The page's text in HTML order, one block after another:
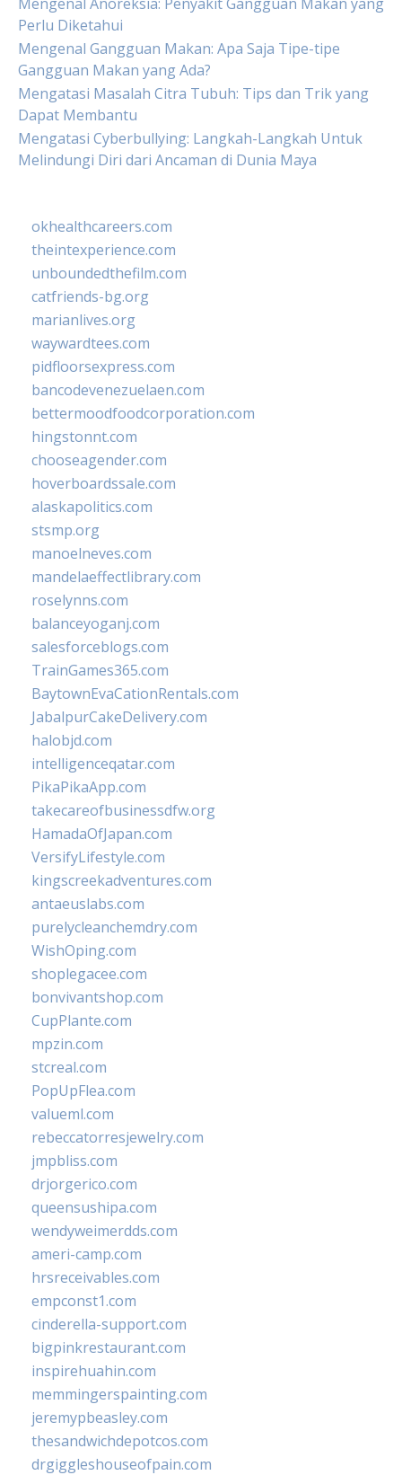
Perlu Diketahui
Mengenal Gangguan Makan: Apa Saja Tipe-tipe
Gangguan Makan yang Ada?
Mengatasi Masalah Citra Tubuh: Tips dan Trik yang
Dapat Membantu
Mengatasi Cyberbullying: Langkah-Langkah Untuk
Melindungi Diri dari Ancaman di Dunia Maya
okhealthcareers.com
theintexperience.com
unboundedthefilm.com
catfriends-bg.org
marianlives.org
waywardtees.com
pidfloorsexpress.com
bancodevenezuelaen.com
bettermoodfoodcorporation.com
hingstonnt.com
chooseagender.com
hoverboardssale.com
alaskapolitics.com
stsmp.org
manoelneves.com
mandelaeffectlibrary.com
roselynns.com
balanceyoganj.com
salesforceblogs.com
TrainGames365.com
BaytownEvaCationRentals.com
JabalpurCakeDelivery.com
halobjd.com
intelligenceqatar.com
PikaPikaApp.com
takecareofbusinessdfw.org
HamadaOfJapan.com
VersifyLifestyle.com
kingscreekadventures.com
antaeuslabs.com
purelycleanchemdry.com
WishOping.com
shoplegacee.com
bonvivantshop.com
CupPlante.com
mpzin.com
stcreal.com
PopUpFlea.com
valueml.com
rebeccatorresjewelry.com
jmpbliss.com
drjorgerico.com
queensushipa.com
wendyweimerdds.com
ameri-camp.com
hrsreceivables.com
empconst1.com
cinderella-support.com
bigpinkrestaurant.com
inspirehuahin.com
memmingerspainting.com
jeremypbeasley.com
thesandwichdepotcos.com
drgiggleshouseofpain.com